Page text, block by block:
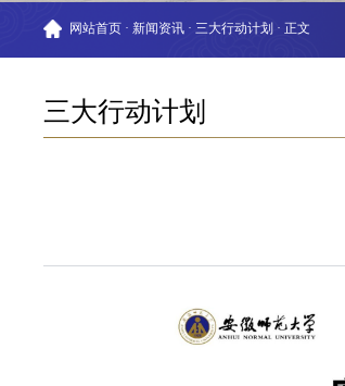
网站首页 · 新闻资讯 · 三大行动计划 · 正文
三大行动计划